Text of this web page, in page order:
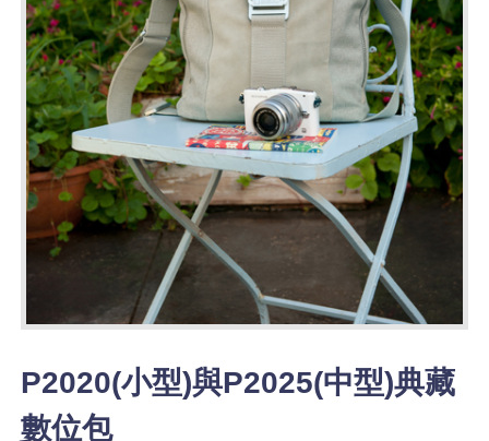
P2020(小型)與P2025(中型)典藏
數位包